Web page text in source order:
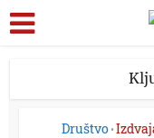
Društvo•